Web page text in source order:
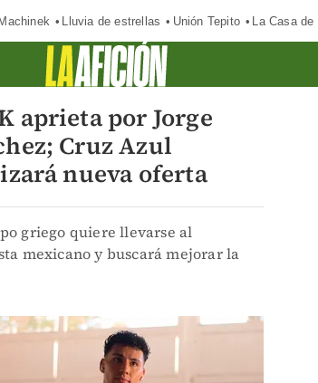
Lluvia de estrellas Unión Tepito La Casa
aprieta por Jorge
Cruz Azul
nueva oferta
griego quiere llevarse al
mexicano y buscará mejorar la